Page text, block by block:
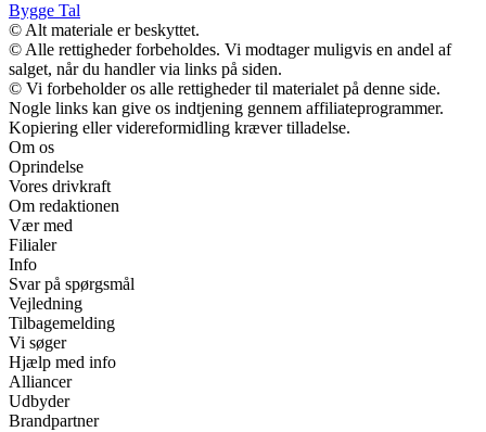
Bygge Tal
© Alt materiale er beskyttet.
© Alle rettigheder forbeholdes. Vi modtager muligvis en andel af
salget, når du handler via links på siden.
© Vi forbeholder os alle rettigheder til materialet på denne side.
Nogle links kan give os indtjening gennem affiliateprogrammer.
Kopiering eller videreformidling kræver tilladelse.
Om os
Oprindelse
Vores drivkraft
Om redaktionen
Vær med
Filialer
Info
Svar på spørgsmål
Vejledning
Tilbagemelding
Vi søger
Hjælp med info
Alliancer
Udbyder
Brandpartner